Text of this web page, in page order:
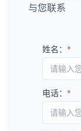
与您联系
姓名： *
电话： *